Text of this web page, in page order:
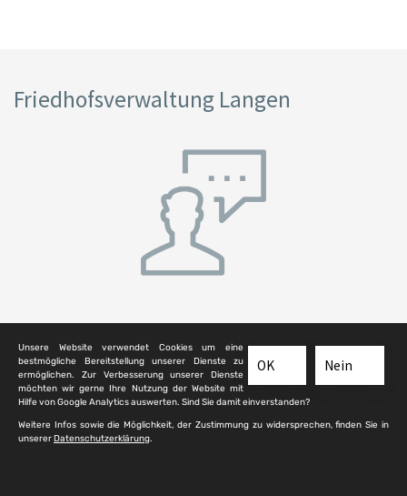
Friedhofsverwaltung Langen
Weserstraße 14
63225 Langen
Ansprechpartner: Mitarbeitende Friedhofswesen
Telefon:06103 595485
Nein
OK
Unsere Website verwendet Cookies um eine
bestmögliche Bereitstellung unserer Dienste zu
ermöglichen. Zur Verbesserung unserer Dienste
möchten wir gerne Ihre Nutzung der Website mit
Hilfe von Google Analytics auswerten. Sind Sie damit einverstanden?
Weitere Infos sowie die Möglichkeit, der Zustimmung zu widersprechen, finden Sie in
unsererDatenschutzerklärung.